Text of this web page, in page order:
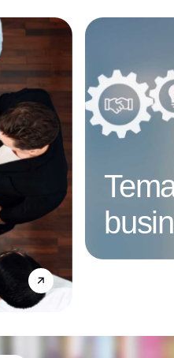
viser, at 65 procent af
uddannelsesudbud nu
med grøn omstilling i